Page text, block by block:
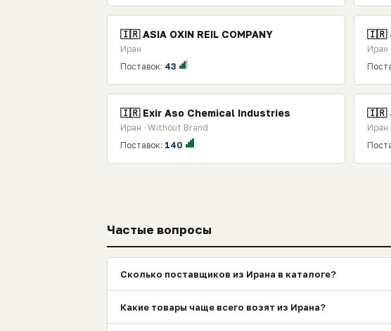
🇮🇷 ASIA OXIN REIL COMPANY
Иран
Поставок: 43
🇮🇷
Иран
🇮🇷 Exir Aso Chemical Industries
Иран · Without Brand
Поставок: 140
🇮🇷
Иран
Частые вопросы
Сколько поставщиков из Ирана в каталоге?
Какие товары чаще всего возят из Ирана?